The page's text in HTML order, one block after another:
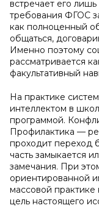
встречает его
требования ФГОС
как полноценный
общаться,
Именно поэтому
рассматривается
факультативный
На практике
интеллектом в
программой.
Профилактика —
проходит переход
часть замыкается
замечания. При
ориентированной
массовой
цель настоящего